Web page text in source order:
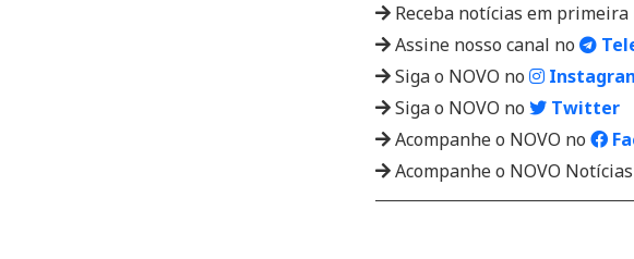
Receba notícias em primeira
Assine nosso canal no
Siga o NOVO no
Siga o NOVO no
Twitter
Acompanhe o NOVO no
Acompanhe o NOVO